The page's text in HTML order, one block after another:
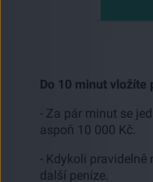
Do 10 minut vložíte
- Za pár minut se
aspoň 10 000 Kč.
- Kdykoli
další peníze.